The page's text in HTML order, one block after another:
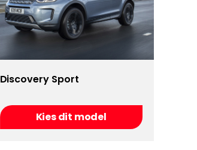
Discovery Sport
Kies dit model